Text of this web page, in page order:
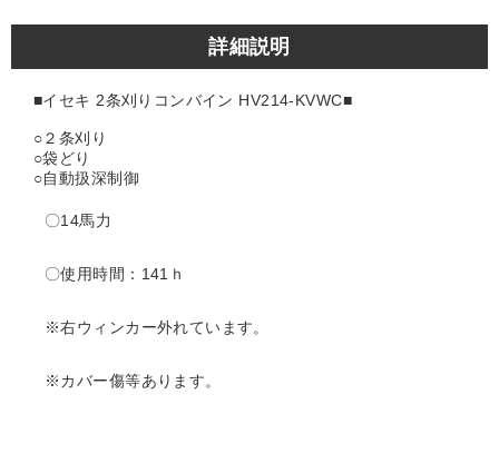
詳細説明
■イセキ 2条刈りコンバイン HV214-KVWC■
○２条刈り
○袋どり
○自動扱深制御
〇14馬力
〇使用時間：141ｈ
※右ウィンカー外れています。
※カバー傷等あります。